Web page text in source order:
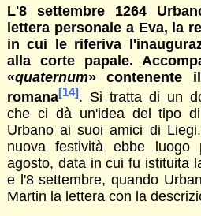
L'8 settembre 1264
lettera personale a Eva, la
in cui le riferiva
alla corte papale.
«quaternum» contenente
romana[14]. Si tratta di un
che ci dà un'idea del tipo
Urbano ai suoi amici di
nuova festività ebbe luogo
agosto, data in cui fu istituita
e l'8 settembre, quando
Martin la lettera con la